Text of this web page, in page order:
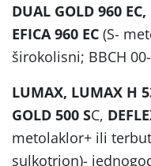
DUAL GOLD 960 EC,
EFICA 960 EC (S-
širokolisni; BBCH
LUMAX, LUMAX H
GOLD 500 SC,
metolaklor+ ili
sulkotrion)-